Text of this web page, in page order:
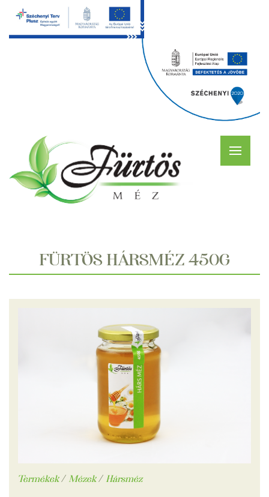
FÜRTÖS HÁRSMÉZ 450G
Termékek/ Mézek/ Hársméz